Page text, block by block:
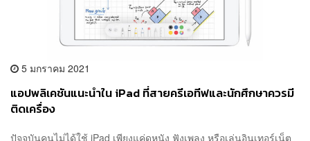
5 มกราคม 2021
แอปพลิเคชันแนะนำใน iPad ที่สายครีเอทีฟและนักศึกษาควรมี
ติดเครื่อง
ปัจจุบันคนไม่ได้ใช้ iPad เพียงแค่ดูหนัง ฟังเพลง หรือเล่นอินเทอร์เน็ต